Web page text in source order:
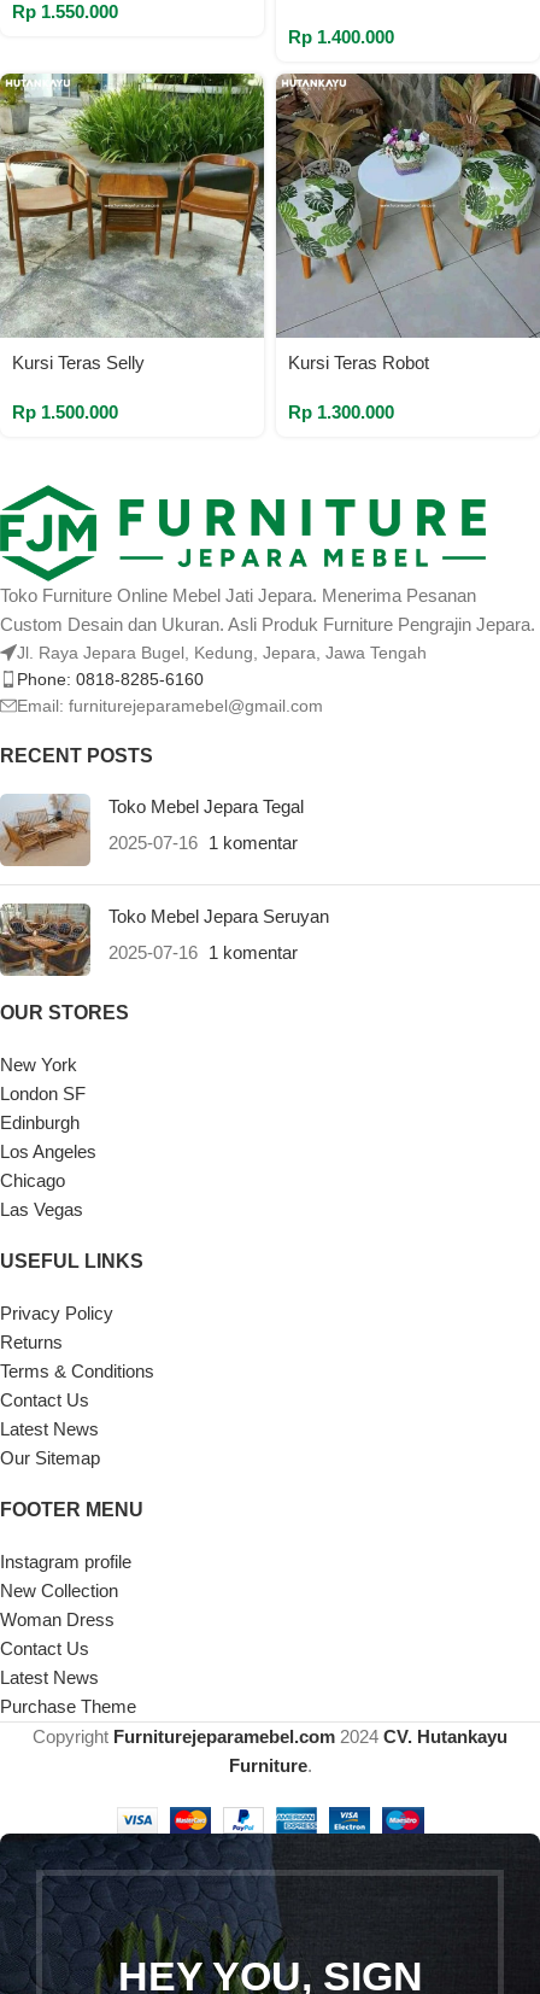
Rp 1.550.000
Rp 1.400.000
Kursi Teras Selly
Rp 1.500.000
Kursi Teras Robot
Rp 1.300.000
Toko Furniture Online Mebel Jati Jepara. Menerima Pesanan
Custom Desain dan Ukuran. Asli Produk Furniture Pengrajin Jepara.
Jl. Raya Jepara Bugel, Kedung, Jepara, Jawa Tengah
Phone: 0818-8285-6160
Email: furniturejeparamebel@gmail.com
RECENT POSTS
Toko Mebel Jepara Tegal
2025-07-16 1 komentar
Toko Mebel Jepara Seruyan
2025-07-16 1 komentar
OUR STORES
New York
London SF
Edinburgh
Los Angeles
Chicago
Las Vegas
USEFUL LINKS
Privacy Policy
Returns
Terms & Conditions
Contact Us
Latest News
Our Sitemap
FOOTER MENU
Instagram profile
New Collection
Woman Dress
Contact Us
Latest News
Purchase Theme
Copyright Furniturejeparamebel.com 2024 CV. Hutankayu
Furniture.
HEY YOU, SIGN